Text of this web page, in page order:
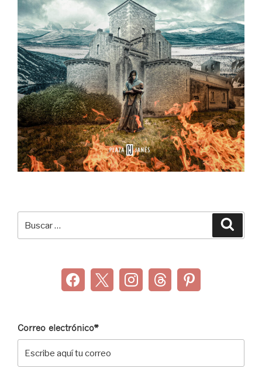
por:
Correo electrónico*